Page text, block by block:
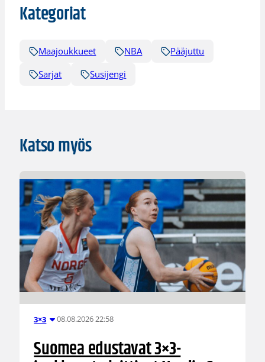
Kategoriat
Maajoukkueet NBA
Pääjuttu
Sarjat
Susijengi
Katso myös
3×3 08.08.2026 22:58
Suomea edustavat 3×3-